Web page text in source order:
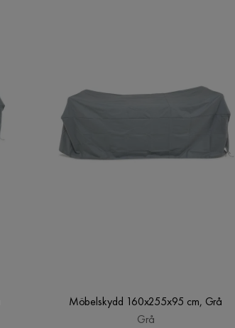
Möbelskydd 160x255x95 cm, Grå
Grå